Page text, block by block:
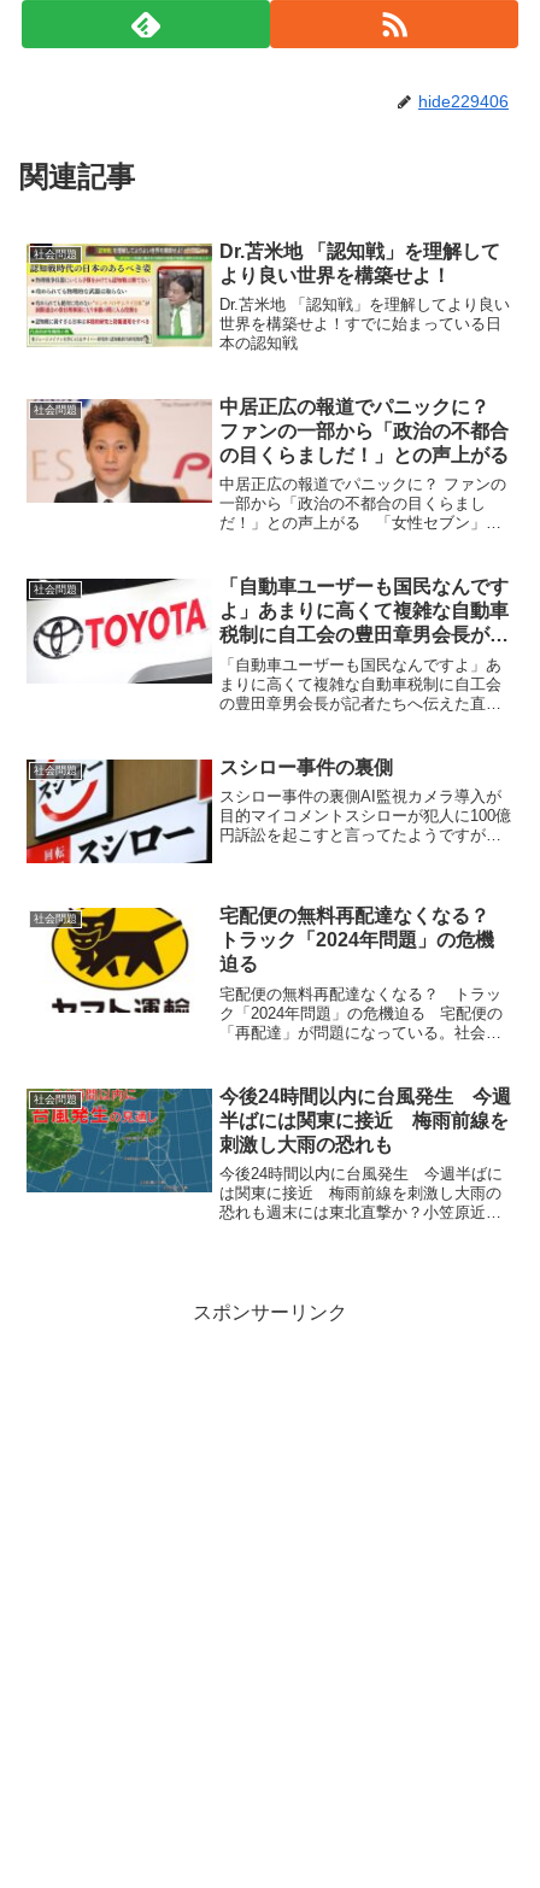
hide229406
関連記事
社会問題
Dr.苫米地 「認知戦」を理解して
より良い世界を構築せよ！
Dr.苫米地 「認知戦」を理解してより良い
世界を構築せよ！すでに始まっている日
本の認知戦
社会問題
中居正広の報道でパニックに？
ファンの一部から「政治の不都合
の目くらましだ！」との声上がる
中居正広の報道でパニックに？ ファンの
一部から「政治の不都合の目くらまし
だ！」との声上がる 「女性セブン」
の女性トラブル報道。12月26日発売の
「週刊文春」で...
社会問題
「自動車ユーザーも国民なんです
よ」あまりに高くて複雑な自動車
税制に自工会の豊田章男会長が記
者たちへ伝えた直球ど真ん中
「自動車ユーザーも国民なんですよ」あ
まりに高くて複雑な自動車税制に自工会
の豊田章男会長が記者たちへ伝えた直球
年度(令和5年度/2023年度)の政府予算編成
が始まろうとして...
社会問題 スシロー事件の裏側
スシロー事件の裏側AI監視カメラ導入が
目的マイコメントスシローが犯人に100億
円訴訟を起こすと言ってたようですが、
メラを導入します...
社会問題
宅配便の無料再配達なくなる？
トラック「2024年問題」の危機
迫る
宅配便の無料再配達なくなる？ トラッ
ク「2024年問題」の危機迫る 宅配便の
「再配達」が問題になっている。社会的
月間とし、さまざまな取り組みをしてき
た。再配達が...
社会問題
今後24時間以内に台風発生 今週
半ばには関東に接近 梅雨前線を
刺激し大雨の恐れも
今後24時間以内に台風発生 今週半ばに
は関東に接近 梅雨前線を刺激し大雨の
恐れも週末には東北直撃か？小笠原近海
スポンサーリンク